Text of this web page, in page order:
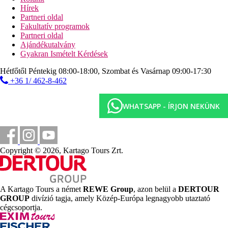
Sport és szórakozás ingyenesen
animációs programok
esti programok
élőzene
törökfürdő (kezelések térítés ellenében)
szauna
fitneszterem
teniszpálya
vízi torna
zumba
vízilabda
Sport és szórakozás térítés ellenében
masszázs
szépségszalon
squash
Ellátás
Ultra All inclusive: minden étkezés büférendszerben, friss
gyümölcslevek, kávé, tea és palackozott üdítők reggelinél,
Hírek
Partneri oldal
Fakultatív programok
Partneri oldal
Ajándékutalvány
Gyakran Ismételt Kérdések
Hétfőtől Péntekig 08:00-18:00, Szombat és Vasárnap 09:00-17:30
+36 1/ 462-8-462
WHATSAPP - ÍRJON NEKÜNK
Copyright © 2026, Kartago Tours Zrt.
A Kartago Tours a német REWE Group, azon belül a DERTOUR
GROUP divízió tagja, amely Közép-Európa legnagyobb utaztató
cégcsoportja.